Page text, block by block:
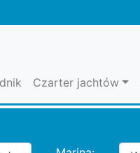
Czarter jachtów